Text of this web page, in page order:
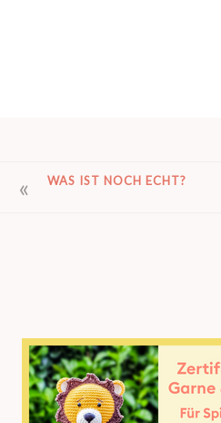
WAS IST NOCH ECHT?